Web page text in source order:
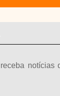
notícias